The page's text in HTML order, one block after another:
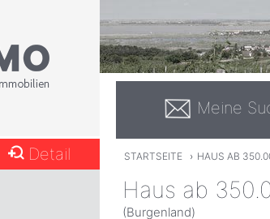
Meine
STARTSEITE › HAUS AB
Haus ab
(Burgenland)
Detail